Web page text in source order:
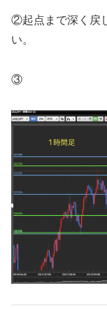
②起点まで深く戻
い。
③